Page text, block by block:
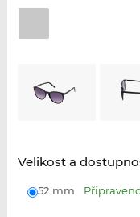
Velikost a
52 mm